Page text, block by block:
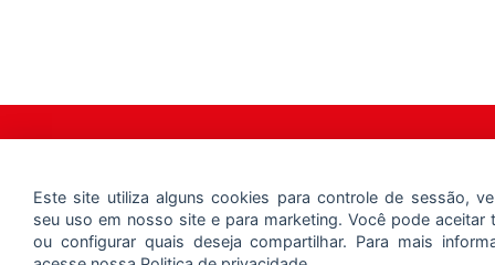
Este site utiliza alguns cookies para controle de sessão,
seu uso em nosso site e para marketing. Você pode aceitar
ou configurar quais deseja compartilhar. Para mais